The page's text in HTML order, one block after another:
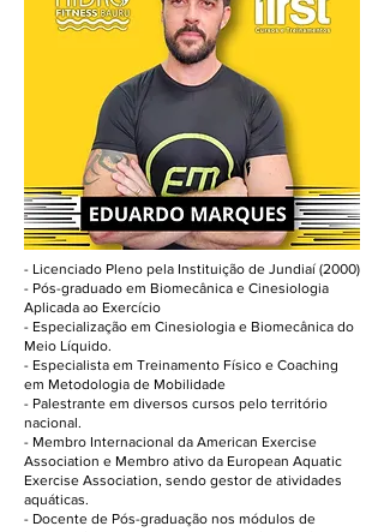
- Licenciado Pleno pela Instituição de Jundiaí (2000)
- Pós-graduado em Biomecânica e Cinesiologia
Aplicada ao Exercício
- Especialização em Cinesiologia e Biomecânica do
Meio Líquido.
- Especialista em Treinamento Físico e Coaching
em Metodologia de Mobilidade
- Palestrante em diversos cursos pelo território
nacional.
- Membro Internacional da American Exercise
Association e Membro ativo da European Aquatic
Exercise Association, sendo gestor de atividades
aquáticas.
- Docente de Pós-graduação nos módulos de